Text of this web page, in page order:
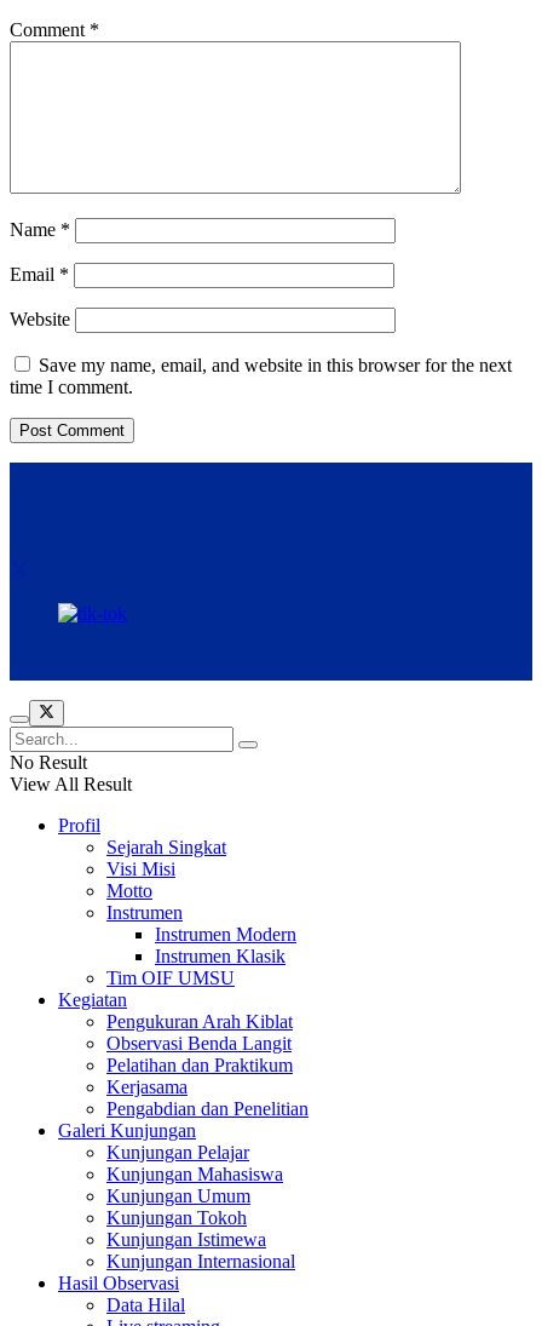
Comment *
Name *
Email *
Website
Save my name, email, and website in this browser for the next
time I comment.
No Result
View All Result
Profil
Sejarah Singkat
Visi Misi
Motto
Instrumen
Instrumen Modern
Instrumen Klasik
Tim OIF UMSU
Kegiatan
Pengukuran Arah Kiblat
Observasi Benda Langit
Pelatihan dan Praktikum
Kerjasama
Pengabdian dan Penelitian
Galeri Kunjungan
Kunjungan Pelajar
Kunjungan Mahasiswa
Kunjungan Umum
Kunjungan Tokoh
Kunjungan Istimewa
Kunjungan Internasional
Hasil Observasi
Data Hilal